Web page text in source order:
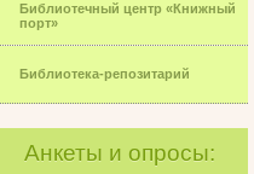
Библиотечный центр «Книжный
порт»
Библиотека-репозитарий
Анкеты и опросы: